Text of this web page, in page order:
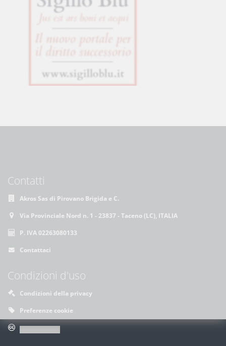
Contatti
Akros Sas di Pirovano Brigida e C.
Via Provinciale Nord n. 1 - 23837 - Taceno (LC), ITALIA
P. IVA 02263080133
Contattaci
Condizioni d'uso
Condizioni della privacy
Preferenze cookie